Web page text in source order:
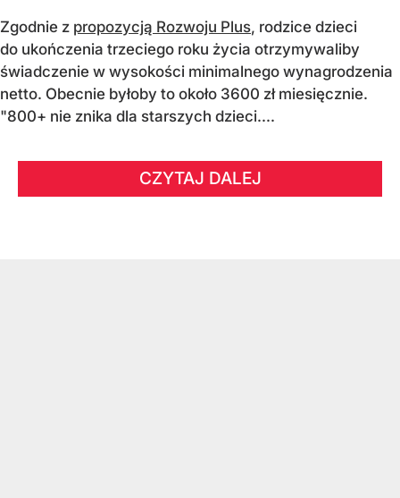
Zgodnie z propozycją Rozwoju Plus, rodzice dzieci
do ukończenia trzeciego roku życia otrzymywaliby
świadczenie w wysokości minimalnego wynagrodzenia
netto. Obecnie byłoby to około 3600 zł miesięcznie.
"800+ nie znika dla starszych dzieci....
CZYTAJ DALEJ